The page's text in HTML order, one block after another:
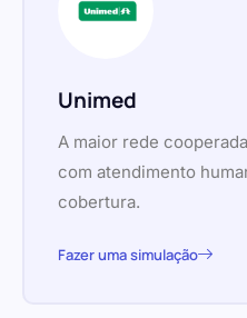
Unimed
A maior rede
com atendimento
cobertura.
Fazer uma simulação